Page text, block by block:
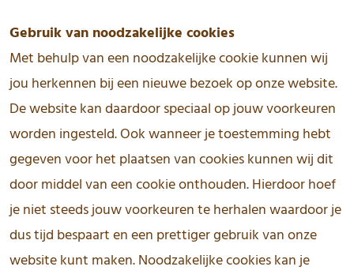
Gebruik van noodzakelijke cookies
Met behulp van een noodzakelijke cookie kunnen wij
jou herkennen bij een nieuwe bezoek op onze website.
De website kan daardoor speciaal op jouw voorkeuren
worden ingesteld. Ook wanneer je toestemming hebt
gegeven voor het plaatsen van cookies kunnen wij dit
door middel van een cookie onthouden. Hierdoor hoef
je niet steeds jouw voorkeuren te herhalen waardoor je
dus tijd bespaart en een prettiger gebruik van onze
website kunt maken. Noodzakelijke cookies kan je